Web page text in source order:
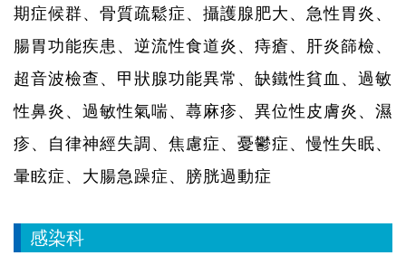
期症候群、骨質疏鬆症、攝護腺肥大、急性胃炎、
腸胃功能疾患、逆流性食道炎、痔瘡、肝炎篩檢、
超音波檢查、甲狀腺功能異常、缺鐵性貧血、過敏
性鼻炎、過敏性氣喘、蕁麻疹、異位性皮膚炎、濕
疹、自律神經失調、焦慮症、憂鬱症、慢性失眠、
暈眩症、大腸急躁症、膀胱過動症
感染科